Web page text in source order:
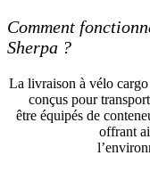
Comment
Sherpa ?
La livraison à vélo
conçus pour
être équipés de
offrant